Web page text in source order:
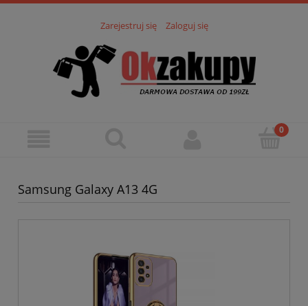
Zarejestruj się Zaloguj się
Samsung Galaxy A13 4G